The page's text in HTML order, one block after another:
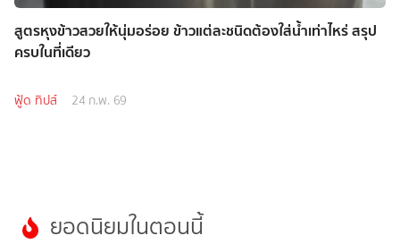
สูตรหุงข้าวสวยให้นุ่มอร่อย ข้าวแต่ละชนิดต้องใส่น้ำเท่าไหร่ สรุป
ครบในที่เดียว
ฟู้ด ทิปส์ 24 ก.พ. 69
ยอดนิยมในตอนนี้